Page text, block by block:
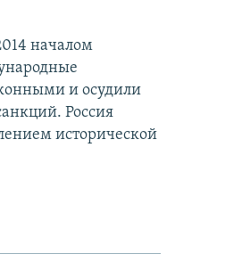
началом
и осудили
Россия
исторической